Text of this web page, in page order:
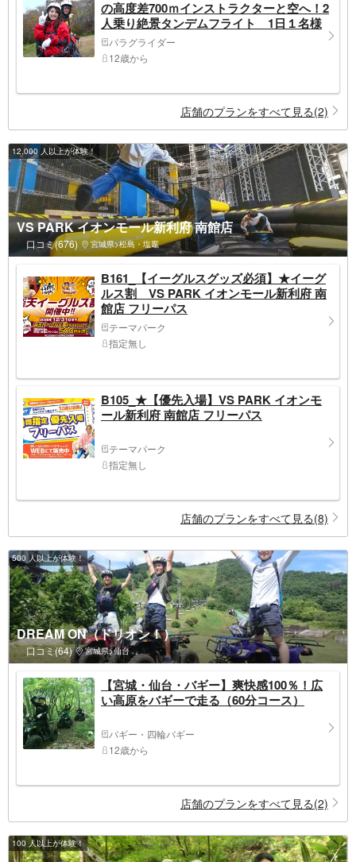
の高度差700ｍインストラクターと空へ！2
人乗り絶景タンデムフライト 1日１名様
限定（同グループ内のみ２名様まで対応）
パラグライダー
12歳から
店舗のプランをすべて見る(2)
12,000 人以上が体験！
VS PARK イオンモール新利府 南館店
口コミ(676) 宮城県>松島・塩竈
B161_【イーグルスグッズ必須】★イーグ
ルス割 VS PARK イオンモール新利府 南
館店 フリーパス
テーマパーク
指定無し
B105_★【優先入場】VS PARK イオンモ
ール新利府 南館店 フリーパス
テーマパーク
指定無し
店舗のプランをすべて見る(8)
500 人以上が体験！
DREAM ON（ドリオン！）
口コミ(64) 宮城県>仙台
【宮城・仙台・バギー】爽快感100％！広
い高原をバギーで走る（60分コース）
バギー・四輪バギー
12歳から
店舗のプランをすべて見る(2)
100 人以上が体験！